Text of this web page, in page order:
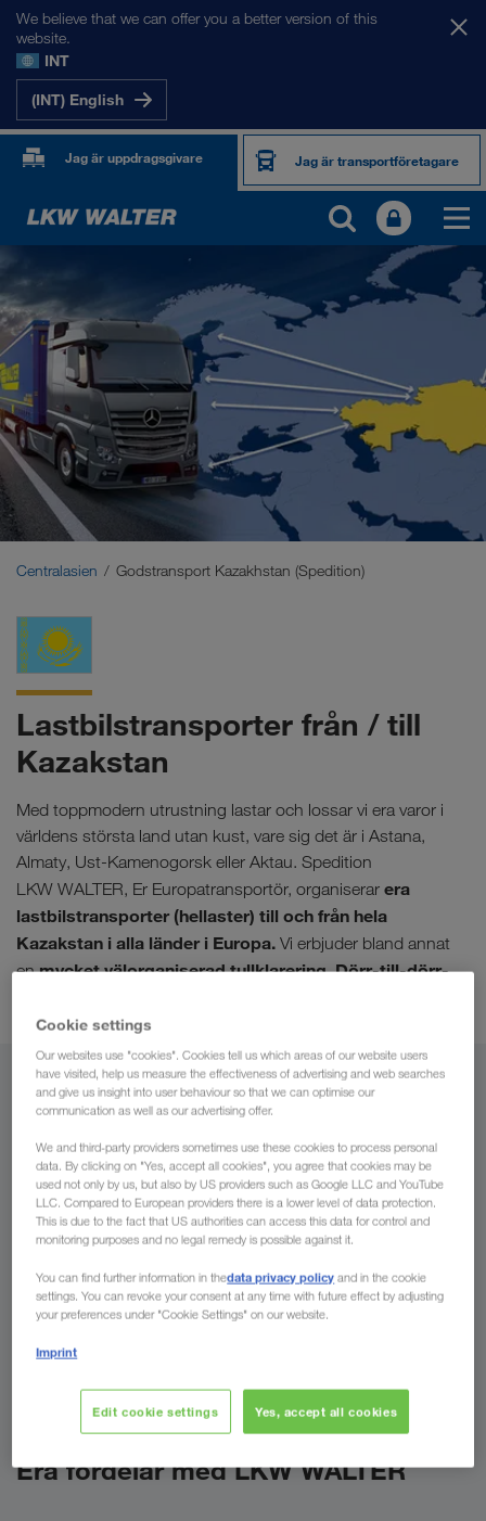
We believe that we can offer you a better version of this
website.
INT
(INT) English
Jag är uppdragsgivare Jag är transportföretagare
VÅRA MARKNADER
Europa
Centralasien
Ryssland
Mellanöstern
Centralasien Godstransport Kazakhstan (Spedition)
Lastbilstransporter från / till
Kazakstan
Med toppmodern utrustning lastar och lossar vi era varor i
världens största land utan kust, vare sig det är i Astana,
Almaty, Ust-Kamenogorsk eller Aktau. Spedition
LKW WALTER, Er Europatransportör, organiserar era
lastbilstransporter (hellaster) till och från hela
Kazakstan i alla länder i Europa. Vi erbjuder bland annat
enmycketvälorganiserad tullklarering.Dörr-till-dörr-
Från
Till
Land
Skicka förfrågan
Era fördelar med LKW WALTER
Cookie settings
Our websites use "cookies". Cookies tell us which areas of our website users
have visited, help us measure the effectiveness of advertising and web searches
and give us insight into user behaviour so that we can optimise our
communication as well as our advertising offer.
We and third-party providers sometimes use these cookies to process personal
data. By clicking on "Yes, accept all cookies", you agree that cookies may be
used not only by us, but also by US providers such as Google LLC and YouTube
LLC. Compared to European providers there is a lower level of data protection.
This is due to the fact that US authorities can access this data for control and
monitoring purposes and no legal remedy is possible against it.
You can find further information in thedata privacy policy and in the cookie
settings. You can revoke your consent at any time with future effect by adjusting
your preferences under "Cookie Settings" on our website.
Imprint
Edit cookie settings Yes, accept all cookies